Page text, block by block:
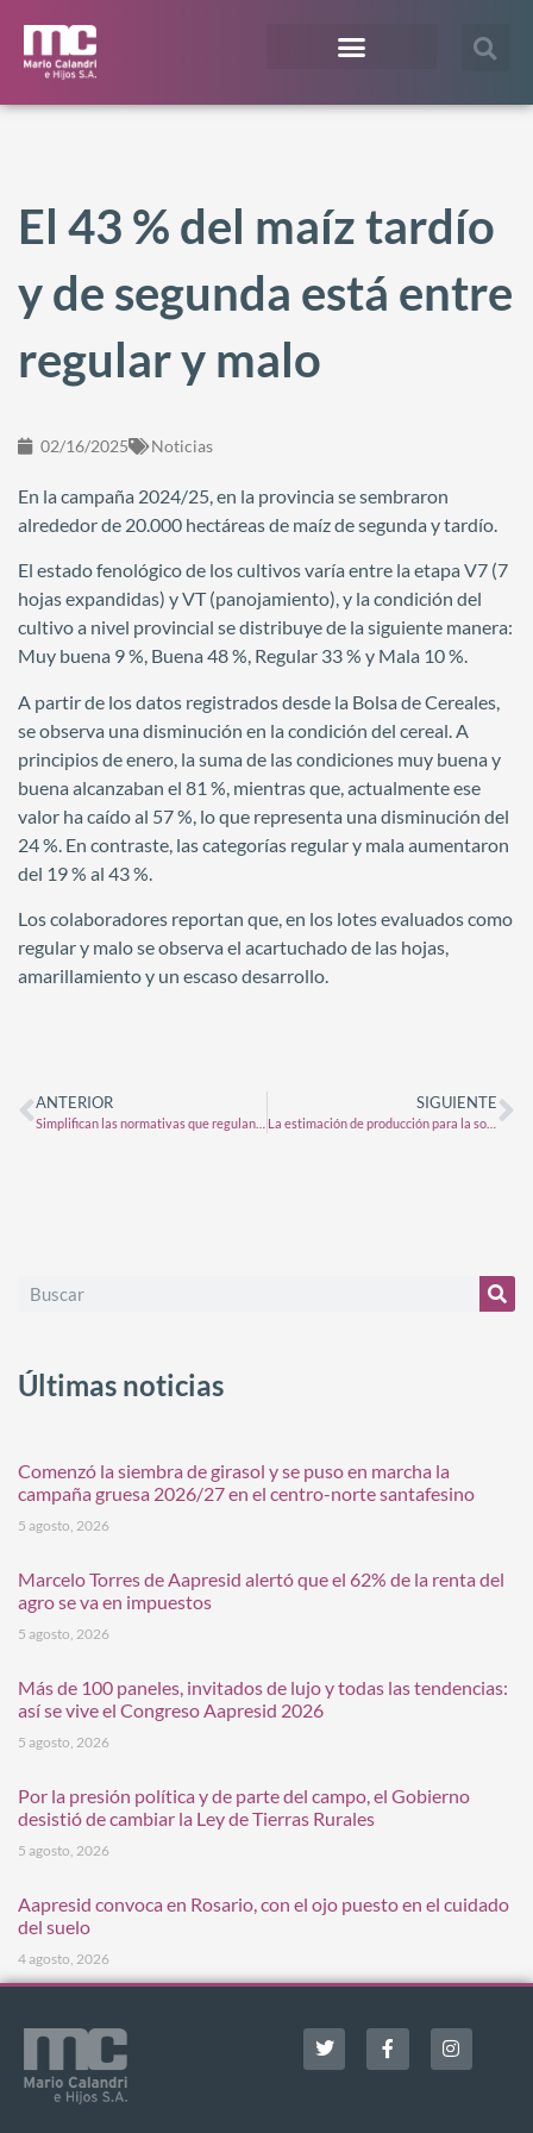
El 43 % del maíz tardío
y de segunda está entre
regular y malo
02/16/2025 Noticias
En la campaña 2024/25, en la provincia se sembraron
alrededor de 20.000 hectáreas de maíz de segunda y tardío.
El estado fenológico de los cultivos varía entre la etapa V7 (7
hojas expandidas) y VT (panojamiento), y la condición del
cultivo a nivel provincial se distribuye de la siguiente manera:
Muy buena 9 %, Buena 48 %, Regular 33 % y Mala 10 %.
A partir de los datos registrados desde la Bolsa de Cereales,
se observa una disminución en la condición del cereal. A
principios de enero, la suma de las condiciones muy buena y
buena alcanzaban el 81 %, mientras que, actualmente ese
valor ha caído al 57 %, lo que representa una disminución del
24 %. En contraste, las categorías regular y mala aumentaron
del 19 % al 43 %.
Los colaboradores reportan que, en los lotes evaluados como
regular y malo se observa el acartuchado de las hojas,
amarillamiento y un escaso desarrollo.
ANTERIOR SIGUIENTE
La estimación de producción para la soja 2024/25 se ajusta a 16,5 Mt en la región núcleo
Últimas noticias
Comenzó la siembra de girasol y se puso en marcha la
campaña gruesa 2026/27 en el centro-norte santafesino
5 agosto, 2026
Marcelo Torres de Aapresid alertó que el 62% de la renta del
agro se va en impuestos
5 agosto, 2026
Más de 100 paneles, invitados de lujo y todas las tendencias:
así se vive el Congreso Aapresid 2026
5 agosto, 2026
Por la presión política y de parte del campo, el Gobierno
desistió de cambiar la Ley de Tierras Rurales
5 agosto, 2026
Aapresid convoca en Rosario, con el ojo puesto en el cuidado
del suelo
4 agosto, 2026